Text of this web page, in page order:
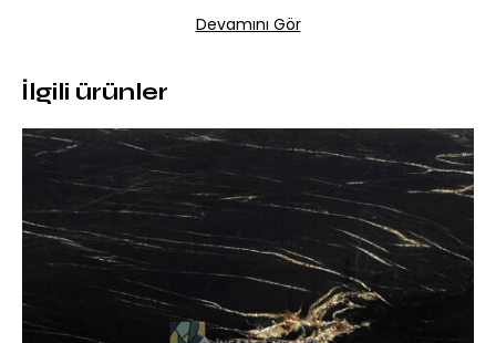
Silver Wave Mermer Kullanım
Alanları
Silver Wave Mermer, benzersiz deseni ve güçlü
duruşuyla
birçok alanda uygulanabilir:
Otel ve İş Merkezleri:Prestijli giriş alanlarında
çarpıcı bir atmosfer yaratır
Lüks Konut Projeleri:Villalarda ve rezidanslarda
Devamını Gör
İlgili ürünler